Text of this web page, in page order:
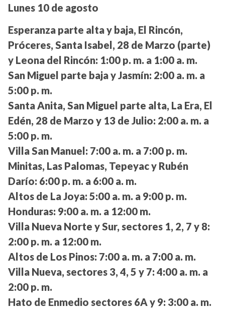
Lunes 10 de agosto
Esperanza parte alta y baja, El Rincón,
Próceres, Santa Isabel, 28 de Marzo (parte)
y Leona del Rincón: 1:00 p. m. a 1:00 a. m.
San Miguel parte baja y Jasmín: 2:00 a. m. a
5:00 p. m.
Santa Anita, San Miguel parte alta, La Era, El
Edén, 28 de Marzo y 13 de Julio: 2:00 a. m. a
5:00 p. m.
Villa San Manuel: 7:00 a. m. a 7:00 p. m.
Minitas, Las Palomas, Tepeyac y Rubén
Darío: 6:00 p. m. a 6:00 a. m.
Altos de La Joya: 5:00 a. m. a 9:00 p. m.
Honduras: 9:00 a. m. a 12:00 m.
Villa Nueva Norte y Sur, sectores 1, 2, 7 y 8:
2:00 p. m. a 12:00 m.
Altos de Los Pinos: 7:00 a. m. a 7:00 a. m.
Villa Nueva, sectores 3, 4, 5 y 7: 4:00 a. m. a
2:00 p. m.
Hato de Enmedio sectores 6A y 9: 3:00 a. m.